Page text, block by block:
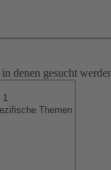
denen gesucht